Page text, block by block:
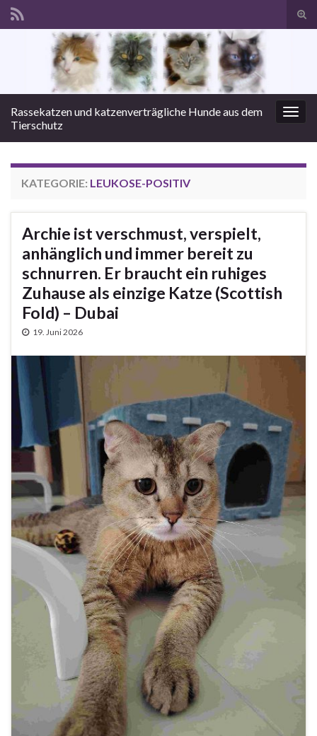
Search for:
Rassekatzen und katzenverträgliche Hunde aus dem
Tierschutz
KATEGORIE: LEUKOSE-POSITIV
Archie ist verschmust, verspielt,
anhänglich und immer bereit zu
schnurren. Er braucht ein ruhiges
Zuhause als einzige Katze (Scottish
Fold) – Dubai
19. Juni 2026